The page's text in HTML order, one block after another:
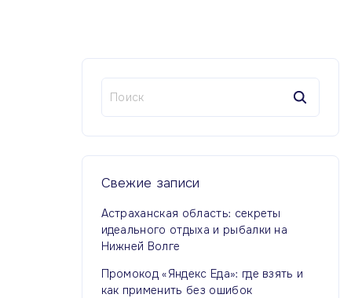
т
и
Свежие записи
Астраханская область: секреты
идеального отдыха и рыбалки на
Нижней Волге
Промокод «Яндекс Еда»: где взять и
как применить без ошибок